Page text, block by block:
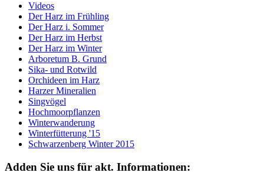
Videos
Der Harz im Frühling
Der Harz i. Sommer
Der Harz im Herbst
Der Harz im Winter
Arboretum B. Grund
Sika- und Rotwild
Orchideen im Harz
Harzer Mineralien
Singvögel
Hochmoorpflanzen
Winterwanderung
Winterfütterung '15
Schwarzenberg Winter 2015
Adden Sie uns für akt. Informationen: